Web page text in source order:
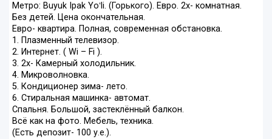
Метро: Buyuk Ipak Yoʻli. (Горького). Евро. 2х- комнатная.
Без детей. Цена окончательная.
Евро- квартира. Полная, современная обстановка.
1. Плазменный телевизор.
2. Интернет. ( Wi – Fi ).
3. 2х- Камерный холодильник.
4. Микроволновка.
5. Кондиционер зима- лето.
6. Стиральная машинка- автомат.
Спальня. Большой, застеклённый балкон.
Всё как на фото. Мебель, техника.
(Есть депозит- 100 у.е.).